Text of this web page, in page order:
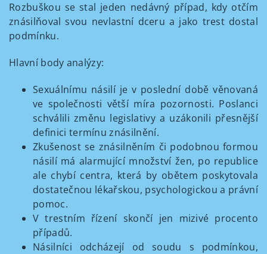
Rozbuškou se stal jeden nedávný případ, kdy otčím
znásilňoval svou nevlastní dceru a jako trest dostal
podmínku.
Hlavní body analýzy:
Sexuálnímu násilí je v poslední době věnovaná
ve společnosti větší míra pozornosti. Poslanci
schválili změnu legislativy a uzákonili přesnější
definici termínu znásilnění.
Zkušenost se znásilněním či podobnou formou
násilí má alarmující množství žen, po republice
ale chybí centra, která by obětem poskytovala
dostatečnou lékařskou, psychologickou a právní
pomoc.
V trestním řízení skončí jen mizivé procento
případů.
Násilníci odcházejí od soudu s podmínkou,